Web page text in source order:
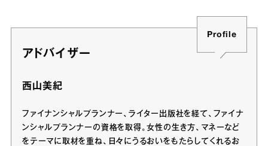
アドバイザー
Profile
西山美紀
ファイナンシャルプランナー、ライター出版社を経て、ファイナ
ンシャルプランナーの資格を取得。女性の生き方、マネーなど
をテーマに取材を重ね、日々にうるおいをもたらしてくれるお